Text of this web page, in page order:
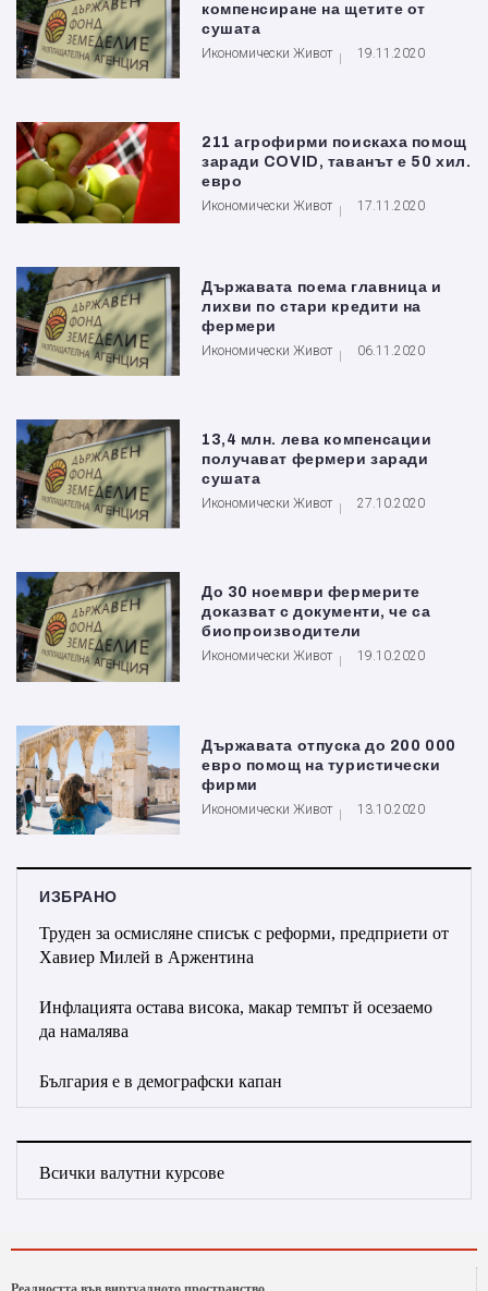
компенсиране на щетите от
сушата
Икономически Живот 19.11.2020
211 агрофирми поискаха помощ
заради COVID, таванът е 50 хил.
евро
Икономически Живот 17.11.2020
Държавата поема главница и
лихви по стари кредити на
фермери
Икономически Живот 06.11.2020
13,4 млн. лева компенсации
получават фермери заради
сушата
Икономически Живот 27.10.2020
До 30 ноември фермерите
доказват с документи, че са
биопроизводители
Икономически Живот 19.10.2020
Държавата отпуска до 200 000
евро помощ на туристически
фирми
Икономически Живот 13.10.2020
ИЗБРАНО
Труден за осмисляне списък с реформи, предприети от
Хавиер Милей в Аржентина
Инфлацията остава висока, макар темпът й осезаемо
да намалява
България е в демографски капан
Всички валутни курсове